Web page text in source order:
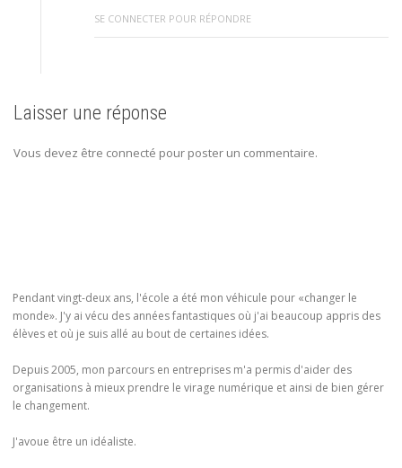
SE CONNECTER POUR RÉPONDRE
Laisser une réponse
Vous devez être connecté pour poster un commentaire.
Pendant vingt-deux ans, l'école a été mon véhicule pour «changer le
monde». J'y ai vécu des années fantastiques où j'ai beaucoup appris des
élèves et où je suis allé au bout de certaines idées.
Depuis 2005, mon parcours en entreprises m'a permis d'aider des
organisations à mieux prendre le virage numérique et ainsi de bien gérer
le changement.
J'avoue être un idéaliste.